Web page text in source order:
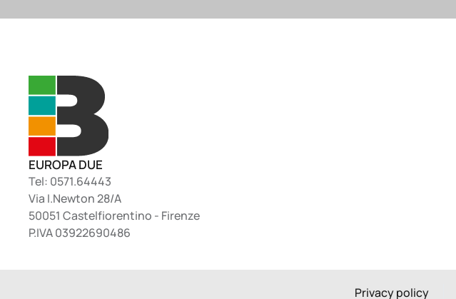
EUROPA DUE
Tel: 0571.64443
Via I.Newton 28/A
50051 Castelfiorentino - Firenze
P.IVA 03922690486
Privacy policy